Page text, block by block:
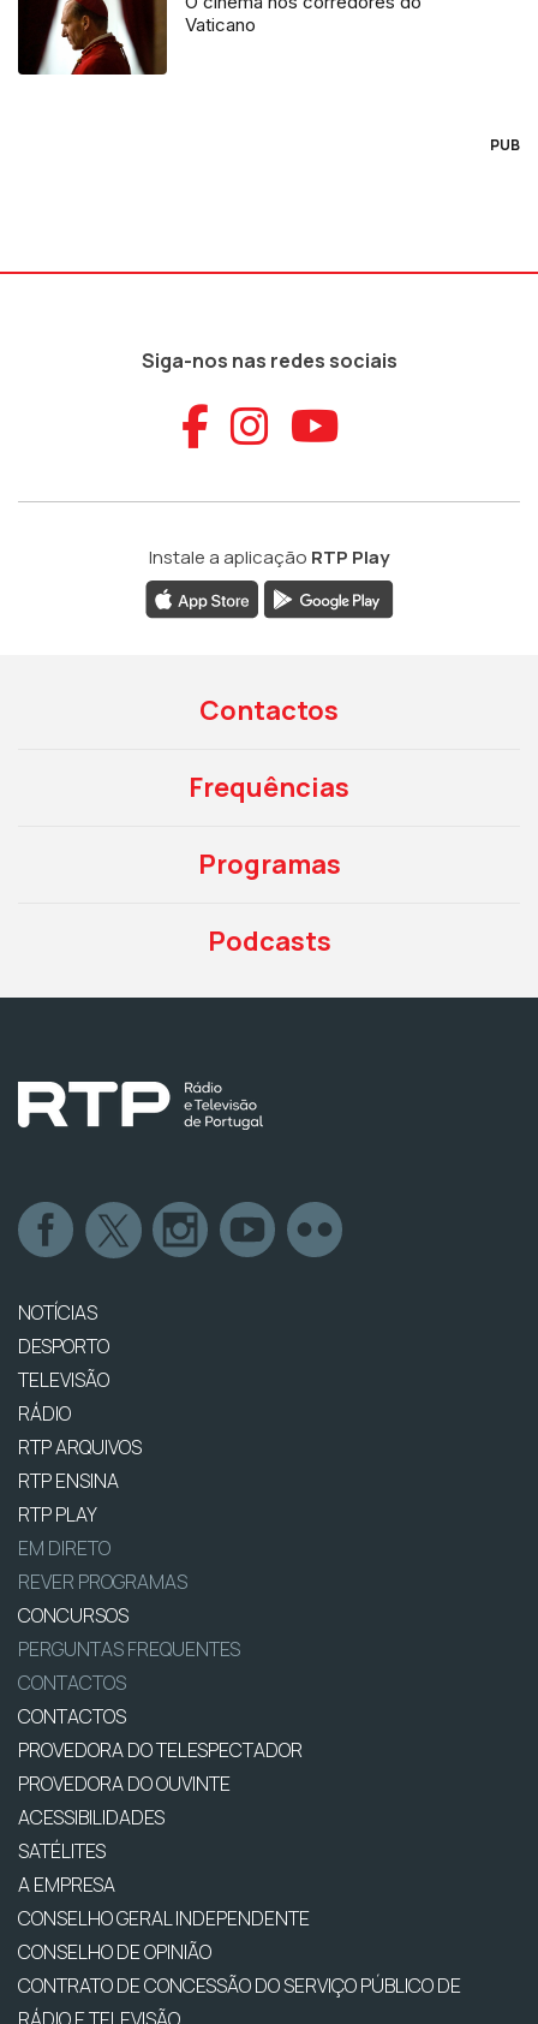
Vaticano
PUB
Siga-nos nas redes sociais
Aceder ao
Aceder ao
Aceder
Instale a aplicação RTP Play
Contactos
Frequências
Programas
Podcasts
NOTÍCIAS
DESPORTO
TELEVISÃO
RÁDIO
RTP ARQUIVOS
RTP ENSINA
RTP PLAY
EM DIRETO
REVER PROGRAMAS
CONCURSOS
PERGUNTAS FREQUENTES
CONTACTOS
CONTACTOS
PROVEDORA DO TELESPECTADOR
PROVEDORA DO OUVINTE
ACESSIBILIDADES
SATÉLITES
A EMPRESA
CONSELHO GERAL INDEPENDENTE
CONSELHO DE OPINIÃO
CONTRATO DE CONCESSÃO DO SERVIÇO PÚBLICO DE